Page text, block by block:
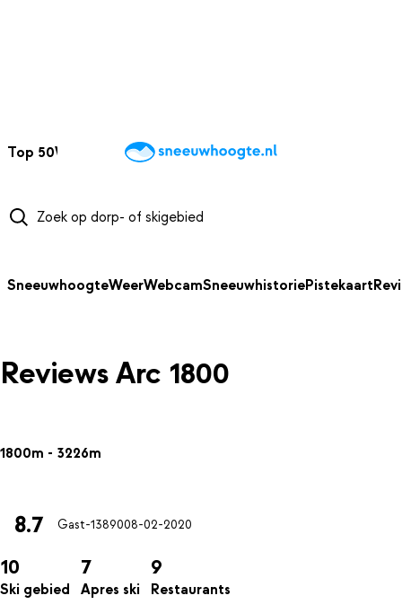
Top 50Webcams WintersportweerKaarten
SneeuwhoogteWeerWebcamSneeuwhistoriePistekaart
Reviews Arc 1800
1800m - 3226m
8.7 Gast-1389008-02-2020
10
Ski gebied
7
Apres ski
9
Restaurants